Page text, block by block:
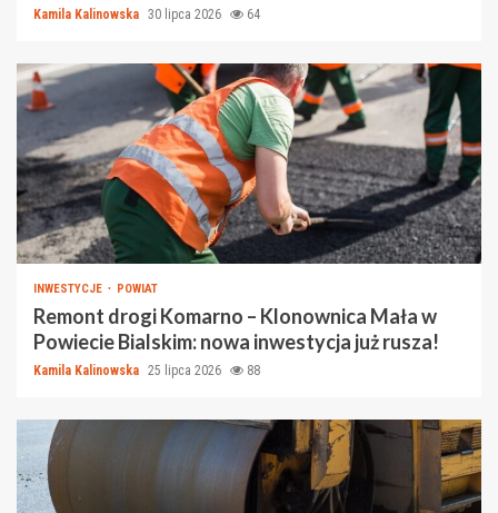
Kamila Kalinowska 30 lipca 2026 64
INWESTYCJE POWIAT
Remont drogi Komarno – Klonownica Mała w
Powiecie Bialskim: nowa inwestycja już rusza!
Kamila Kalinowska 25 lipca 2026 88